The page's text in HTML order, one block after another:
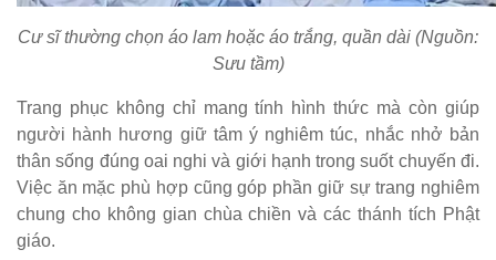
Cư sĩ thường chọn áo lam hoặc áo trắng, quần dài (Nguồn:
Sưu tầm)
Trang phục không chỉ mang tính hình thức mà còn giúp
người hành hương giữ tâm ý nghiêm túc, nhắc nhở bản
thân sống đúng oai nghi và giới hạnh trong suốt chuyến đi.
Việc ăn mặc phù hợp cũng góp phần giữ sự trang nghiêm
chung cho không gian chùa chiền và các thánh tích Phật
giáo.